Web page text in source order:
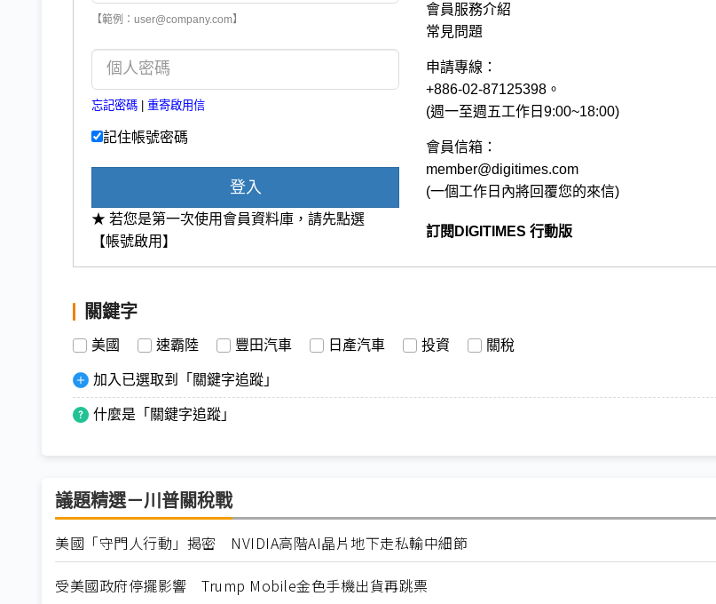
【範例：user@company.com】
忘記密碼 | 重寄啟用信
記住帳號密碼
登入
★ 若您是第一次使用會員資料庫，請先點選
【帳號啟用】
會員服務介紹
常見問題
申請專線：
+886-02-87125398。
(週一至週五工作日9:00~18:00)
會員信箱：
member@digitimes.com
(一個工作日內將回覆您的來信)
訂閱DIGITIMES 行動版
關鍵字
美國 速霸陸 豐田汽車 日產汽車 投資 關稅
加入已選取到「關鍵字追蹤」
什麼是「關鍵字追蹤」
議題精選－川普關稅戰
美國「守門人行動」揭密 NVIDIA高階AI晶片地下走私輸中細節
受美國政府停擺影響 Trump Mobile金色手機出貨再跳票